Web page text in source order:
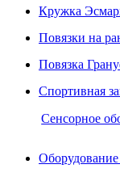
Кружка
Повязки на
Повязка
Спортивная
Сенсорное
Оборудование